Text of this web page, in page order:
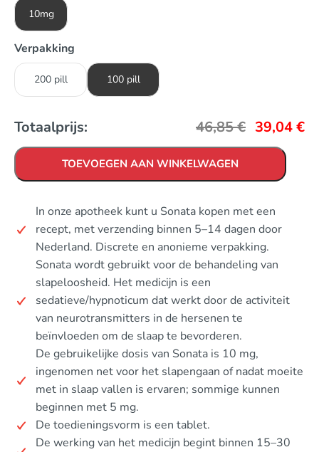
10mg
Verpakking
200 pill 100 pill
Totaalprijs: 46,85€ 39,04€
TOEVOEGEN AAN WINKELWAGEN
In onze apotheek kunt u Sonata kopen met een
recept, met verzending binnen 5–14 dagen door
Nederland. Discrete en anonieme verpakking.
Sonata wordt gebruikt voor de behandeling van
slapeloosheid. Het medicijn is een
sedatieve/hypnoticum dat werkt door de activiteit
van neurotransmitters in de hersenen te
beïnvloeden om de slaap te bevorderen.
De gebruikelijke dosis van Sonata is 10 mg,
ingenomen net voor het slapengaan of nadat moeite
met in slaap vallen is ervaren; sommige kunnen
beginnen met 5 mg.
De toedieningsvorm is een tablet.
De werking van het medicijn begint binnen 15–30